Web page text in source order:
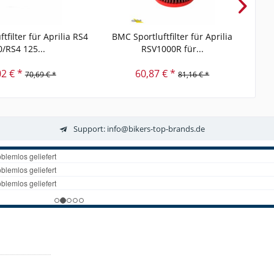
für Aprilia RS4
RS4 125...
€ * 70,69 € *
BMC Sportluftfilter für Aprilia
RSV1000R für...
60,87 € * 81,16 € *
Support: info@bikers-top-brands.de